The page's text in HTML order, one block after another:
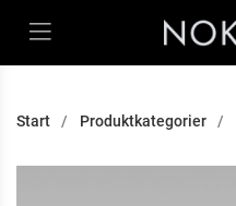
Start Produktkategorier